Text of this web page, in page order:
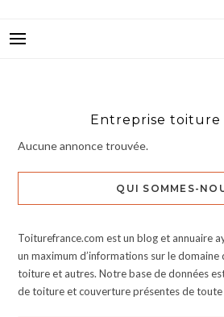
Entreprise toiture
Aucune annonce trouvée.
QUI SOMMES-
Toiturefrance.com est un blog et annuaire
un maximum d’informations sur le
toiture et autres. Notre base de données
de toiture et couverture présentes de toute